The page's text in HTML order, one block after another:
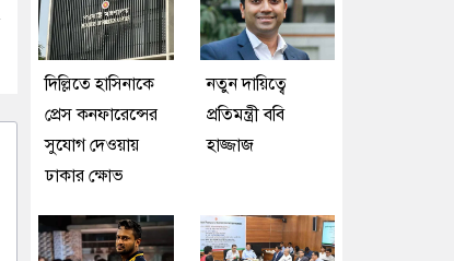
দিল্লিতে হাসিনাকে
প্রেস কনফারেন্সের
সুযোগ দেওয়ায়
ঢাকার ক্ষোভ
নতুন দায়িত্বে
প্রতিমন্ত্রী ববি
হাজ্জাজ